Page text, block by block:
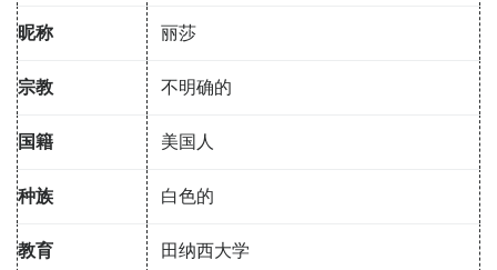
昵称 丽莎
宗教 不明确的
国籍 美国人
种族 白色的
教育 田纳西大学